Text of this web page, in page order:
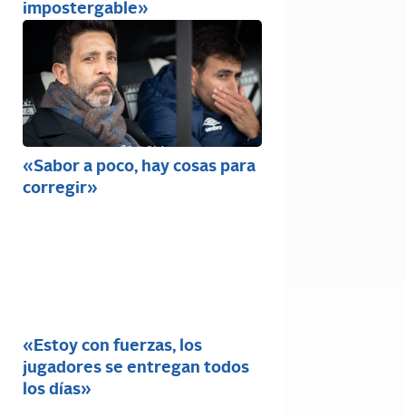
impostergable»
«Sabor a poco, hay cosas para
corregir»
«Estoy con fuerzas, los
jugadores se entregan todos
los días»